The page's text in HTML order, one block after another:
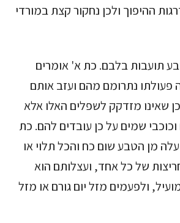
ההיפוך ולכן נחקור קצת במורדי
תועבות בלבם. כת א' אומרים
נתרומם מהם ועזב אותם
שאינו מזדקק לשפלים האלו אלא
שמים על כן עובדים להם. כת
מן הטבע שום כח והכל תלוי או
של כל אחד, ועצלותם הוא
ולפעמים מזל יום גורם או מזל